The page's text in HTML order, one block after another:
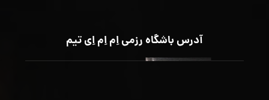
آدرس باشگاه رزمی اِم اِم اِی تیم